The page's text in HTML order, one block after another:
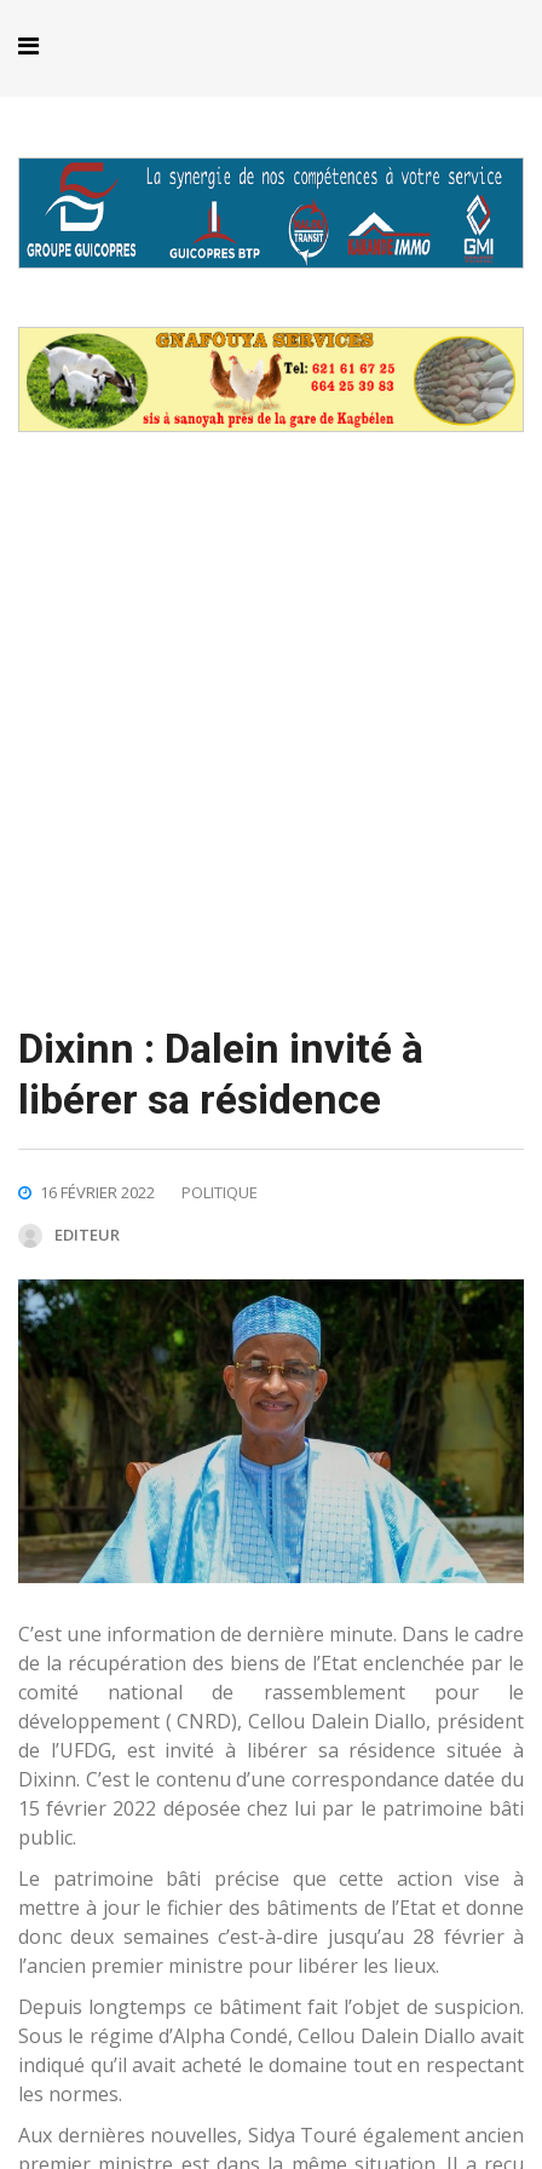
Dixinn : Dalein invité à
libérer sa résidence
16 FÉVRIER 2022
POLITIQUE
EDITEUR
C’est une information de dernière minute. Dans le cadre
de la récupération des biens de l’Etat enclenchée par le
comité national de rassemblement pour le
développement ( CNRD), Cellou Dalein Diallo, président
de l’UFDG, est invité à libérer sa résidence située à
Dixinn. C’est le contenu d’une correspondance datée du
15 février 2022 déposée chez lui par le patrimoine bâti
public.
Le patrimoine bâti précise que cette action vise à
mettre à jour le fichier des bâtiments de l’Etat et donne
donc deux semaines c’est-à-dire jusqu’au 28 février à
l’ancien premier ministre pour libérer les lieux.
Depuis longtemps ce bâtiment fait l’objet de suspicion.
Sous le régime d’Alpha Condé, Cellou Dalein Diallo avait
indiqué qu’il avait acheté le domaine tout en respectant
les normes.
Aux dernières nouvelles, Sidya Touré également ancien